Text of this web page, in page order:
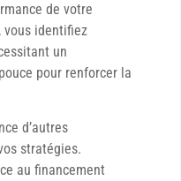
de votre
vous identifiez
un
pour renforcer la
d’autres
stratégies.
au financement